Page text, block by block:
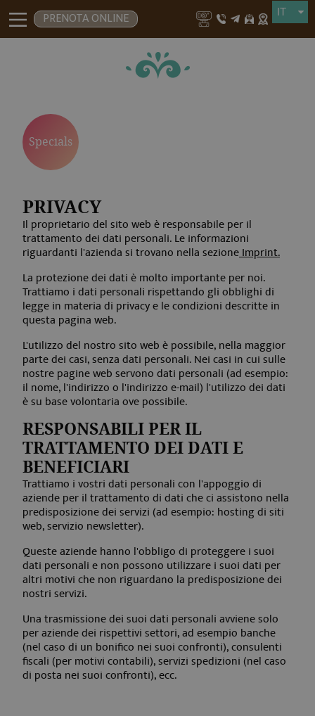
PRENOTA ONLINE
Specials
PRIVACY
Il proprietario del sito web è responsabile per il
trattamento dei dati personali. Le informazioni
riguardanti l'azienda si trovano nella sezioneImprint.
La protezione dei dati è molto importante per noi.
Trattiamo i dati personali rispettando gli obblighi di
legge in materia di privacy e le condizioni descritte in
questa pagina web.
L'utilizzo del nostro sito web è possibile, nella maggior
parte dei casi, senza dati personali. Nei casi in cui sulle
nostre pagine web servono dati personali (ad esempio:
il nome, l'indirizzo o l'indirizzo e-mail) l'utilizzo dei dati
è su base volontaria ove possibile.
RESPONSABILI PER IL
TRATTAMENTO DEI DATI E
BENEFICIARI
Trattiamo i vostri dati personali con l'appoggio di
aziende per il trattamento di dati che ci assistono nella
predisposizione dei servizi (ad esempio: hosting di siti
web, servizio newsletter).
Queste aziende hanno l'obbligo di proteggere i suoi
dati personali e non possono utilizzare i suoi dati per
altri motivi che non riguardano la predisposizione dei
nostri servizi.
Una trasmissione dei suoi dati personali avviene solo
per aziende dei rispettivi settori, ad esempio banche
(nel caso di un bonifico nei suoi confronti), consulenti
fiscali (per motivi contabili), servizi spedizioni (nel caso
di posta nei suoi confronti), ecc.